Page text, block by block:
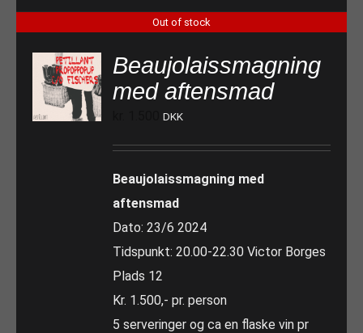
Out of stock
Beaujolaissmagning
med aftensmad
DKK
Beaujolaissmagning med
aftensmad
Dato: 23/6 2024
Tidspunkt: 20.00-22.30 Victor Borges
Plads 12
Kr. 1.500,- pr. person
5 serveringer og ca en flaske vin pr